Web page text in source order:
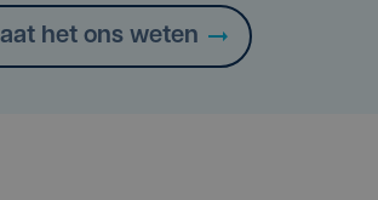
het ons weten